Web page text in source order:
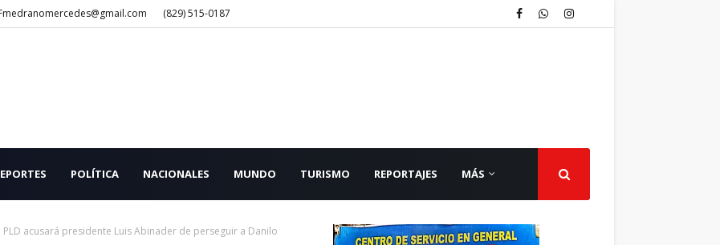
(829) 515-0187
POLÍTICA NACIONALES MUNDO TURISMO REPORTAJES MÁS
acusará presidente Luis Abinader de perseguir a Danilo